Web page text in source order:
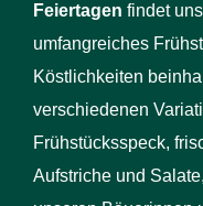
Feiertagen findet
umfangreiches
Köstlichkeiten
verschiedenen
Frühstücksspeck,
Aufstriche und